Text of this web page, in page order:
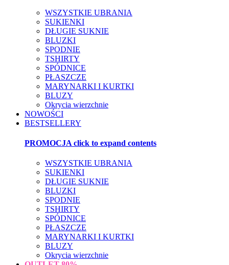
WSZYSTKIE UBRANIA
SUKIENKI
DŁUGIE SUKNIE
BLUZKI
SPODNIE
TSHIRTY
SPÓDNICE
PŁASZCZE
MARYNARKI I KURTKI
BLUZY
Okrycia wierzchnie
NOWOŚCI
BESTSELLERY
PROMOCJA click to expand contents
WSZYSTKIE UBRANIA
SUKIENKI
DŁUGIE SUKNIE
BLUZKI
SPODNIE
TSHIRTY
SPÓDNICE
PŁASZCZE
MARYNARKI I KURTKI
BLUZY
Okrycia wierzchnie